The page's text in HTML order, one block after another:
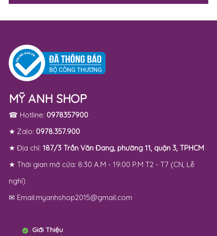
MỸ ANH SHOP
☎ Hotline: 0978357900
★ Zalo: 0978.357.900
★ Địa chỉ: 187/3 Trần Văn Đang, phường 11, quận 3, TPHCM
★ Thời gian mở cửa: 8:30 A.M - 19:00 P.M T2 - T7 (CN, Lễ
nghỉ)
✉ Email:myanhshop2015@gmail.com
Giới Thiệu